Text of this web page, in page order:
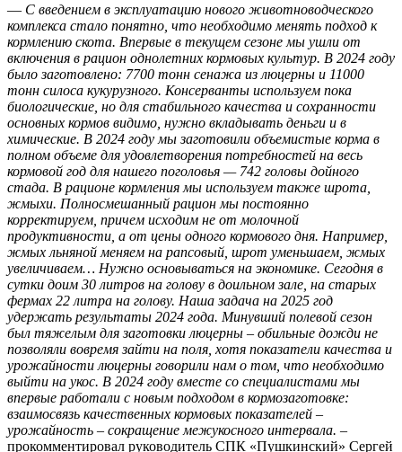
— С введением в эксплуатацию нового животноводческого
комплекса стало понятно, что необходимо менять подход к
кормлению скота. Впервые в текущем сезоне мы ушли от
включения в рацион однолетних кормовых культур. В 2024 году
было заготовлено: 7700 тонн сенажа из люцерны и 11000
тонн силоса кукурузного. Консерванты используем пока
биологические, но для стабильного качества и сохранности
основных кормов видимо, нужно вкладывать деньги и в
химические. В 2024 году мы заготовили объемистые корма в
полном объеме для удовлетворения потребностей на весь
кормовой год для нашего поголовья — 742 головы дойного
стада. В рационе кормления мы используем также шрота,
жмыхи. Полносмешанный рацион мы постоянно
корректируем, причем исходим не от молочной
продуктивности, а от цены одного кормового дня. Например,
жмых льняной меняем на рапсовый, шрот уменьшаем, жмых
увеличиваем… Нужно основываться на экономике. Сегодня в
сутки доим 30 литров на голову в доильном зале, на старых
фермах 22 литра на голову. Наша задача на 2025 год
удержать результаты 2024 года. Минувший полевой сезон
был тяжелым для заготовки люцерны – обильные дожди не
позволяли вовремя зайти на поля, хотя показатели качества и
урожайности люцерны говорили нам о том, что необходимо
выйти на укос. В 2024 году вместе со специалистами мы
впервые работали с новым подходом в кормозаготовке:
взаимосвязь качественных кормовых показателей –
урожайность – сокращение межукосного интервала. –
прокомментировал руководитель СПК «Пушкинский» Сергей